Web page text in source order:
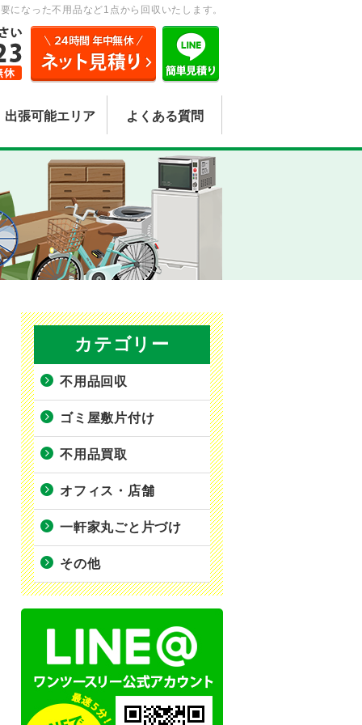
になった不用品など1点から回収いたします。
出張可能エリア よくある質問
カテゴリー
不用品回収
ゴミ屋敷片付け
不用品買取
オフィス・店舗
一軒家丸ごと片づけ
その他